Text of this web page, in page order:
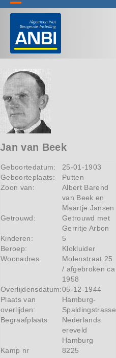
Informatie
Jan van Beek
Geboortedatum:
25-01-1903
Geboorteplaats:
Putten
Zoon van:
Albert Barend
van Beek en
Maartje Jansen
Getrouwd:
Getrouwd met
Gerritje Arbon
Kinderen:
5
Beroep:
Klokluider
Woonadres:
Molenstraat 25
/ afgebroken ca
1958
Overlijdensdatum:05-12-1944
Plaats van
overlijden:
Hamburg-
Spaldingstrasse
Begraafplaats:
Nederlands
ereveld
Hamburg
Kamp nr
8225